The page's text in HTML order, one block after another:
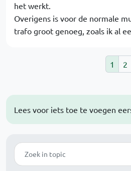
Lees voor iets toe te voegen
Zoek
het werkt.
Overigens is voor de normale
trafo groot genoeg, zoals ik al
1 2